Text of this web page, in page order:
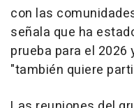
con las
señala que ha
prueba para el 2026
"también quiere